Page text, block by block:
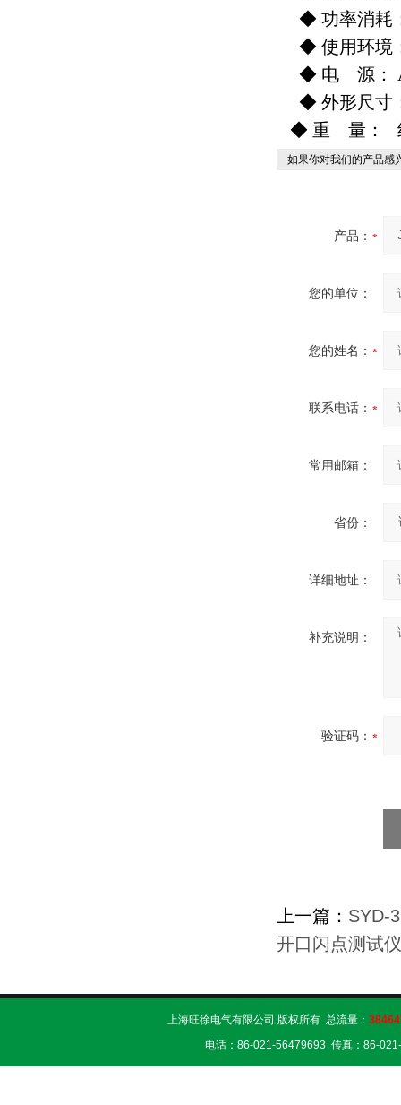
◆ 功率消耗
◆ 使用环境
◆ 电 源：
◆ 外形尺寸
◆ 重 量：
如果你对我们的产品感
产品：
您的单位：
您的姓名：
联系电话：
常用邮箱：
省份：
详细地址：
补充说明：
验证码：
上一篇： SYD-
开口闪点测试
上海旺徐电气有限公司 版权所有 总流量：
电话：86-021-56479693 传真：86-